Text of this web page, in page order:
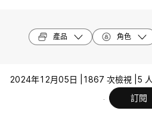
產品 角色
2024年12月05日 | 1867 次檢視 | 5
訂閱